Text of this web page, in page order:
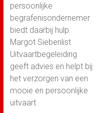
persoonlijke
begrafenisondernemer
biedt daarbij hulp.
Margot Siebenlist
Uitvaartbegeleiding
geeft advies en helpt bij
het verzorgen van een
mooie en persoonlijke
uitvaart.